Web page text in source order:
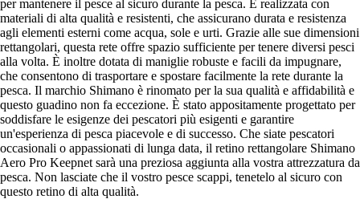
per mantenere il pesce al sicuro durante la pesca. È realizzata con
materiali di alta qualità e resistenti, che assicurano durata e resistenza
agli elementi esterni come acqua, sole e urti. Grazie alle sue dimensioni
rettangolari, questa rete offre spazio sufficiente per tenere diversi pesci
alla volta. È inoltre dotata di maniglie robuste e facili da impugnare,
che consentono di trasportare e spostare facilmente la rete durante la
pesca. Il marchio Shimano è rinomato per la sua qualità e affidabilità e
questo guadino non fa eccezione. È stato appositamente progettato per
soddisfare le esigenze dei pescatori più esigenti e garantire
un'esperienza di pesca piacevole e di successo. Che siate pescatori
occasionali o appassionati di lunga data, il retino rettangolare Shimano
Aero Pro Keepnet sarà una preziosa aggiunta alla vostra attrezzatura da
pesca. Non lasciate che il vostro pesce scappi, tenetelo al sicuro con
questo retino di alta qualità.